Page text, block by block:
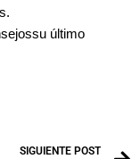
su último
SIGUIENTE POST